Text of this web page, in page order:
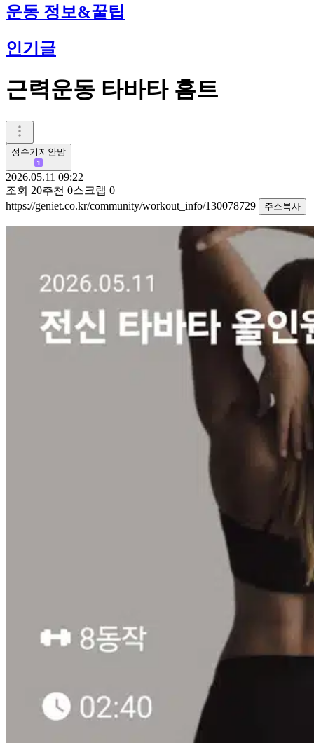
운동 정보&꿀팁
인기글
근력운동 타바타 홈트
정수기지안맘
2026.05.11 09:22
조회 20추천 0스크랩 0
https://geniet.co.kr/community/workout_info/130078729
주소복사